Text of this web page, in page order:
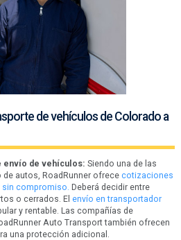
de vehículos de Colorado a
envío de vehículos: Siendo una de las
autos, RoadRunner ofrece cotizaciones
compromiso. Deberá decidir entre
o cerrados. El envío en transportador
y rentable. Las compañías de
Auto Transport también ofrecen
una protección adicional.